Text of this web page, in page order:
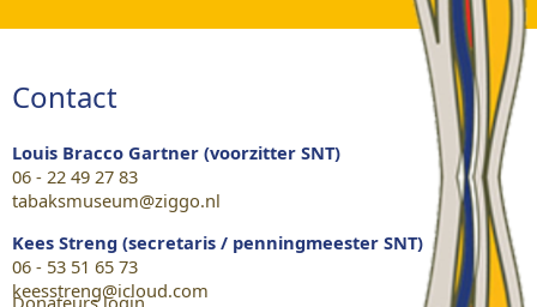
Contact
Louis Bracco Gartner (voorzitter SNT)
06 - 22 49 27 83
tabaksmuseum@ziggo.nl
Kees Streng (secretaris / penningmeester SNT)
06 - 53 51 65 73
keesstreng@icloud.com